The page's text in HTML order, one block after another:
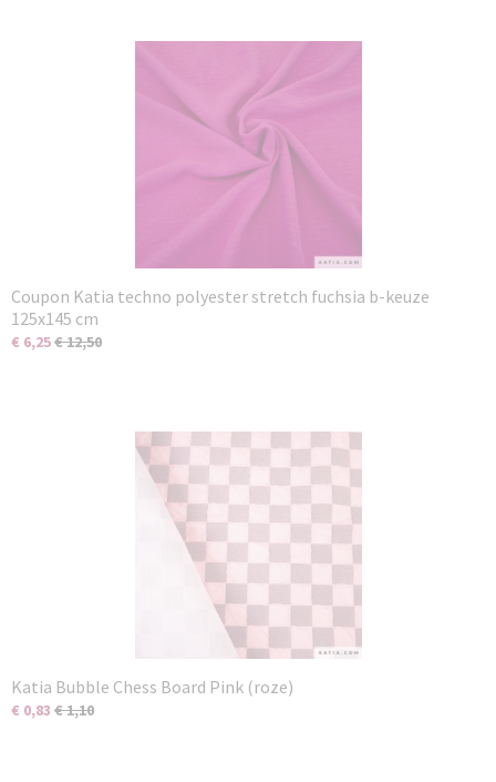
Coupon Katia techno polyester stretch fuchsia b-keuze
125x145 cm
€ 6,25€ 12,50
Katia Bubble Chess Board Pink (roze)
€ 0,83 € 1,10